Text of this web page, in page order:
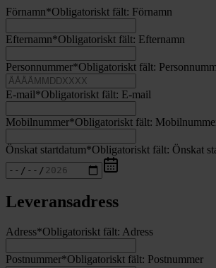
Förnamn*Obligatoriskt fält: Förnamn
Efternamn*Obligatoriskt fält: Efternamn
Personnummer*Obligatoriskt fält:
E-mail*Obligatoriskt fält: E-mail
Mobilnummer*Obligatoriskt fält:
Önskat startdatum*Obligatoriskt fält: Önskat
Leveransadress
Adress*Obligatoriskt fält: Adress
Postnummer*Obligatoriskt fält: Postnummer